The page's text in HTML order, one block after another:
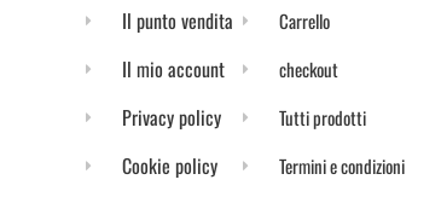
Il punto vendita
Il mio account
Privacy policy
Cookie policy
Carrello
checkout
Tutti prodotti
Termini e condizioni